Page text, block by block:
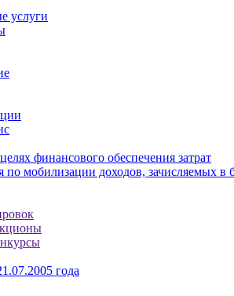
услуги
финансового обеспечения затрат
по мобилизации доходов, зачисляемых в
года